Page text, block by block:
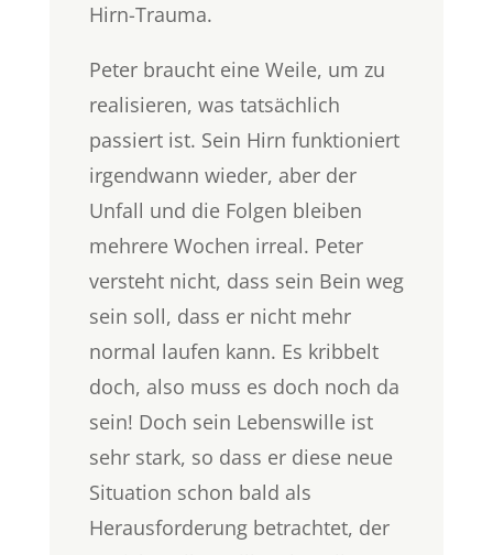
Hirn-Trauma.
Peter braucht eine Weile, um zu
realisieren, was tatsächlich
passiert ist. Sein Hirn funktioniert
irgendwann wieder, aber der
Unfall und die Folgen bleiben
mehrere Wochen irreal. Peter
versteht nicht, dass sein Bein weg
sein soll, dass er nicht mehr
normal laufen kann. Es kribbelt
doch, also muss es doch noch da
sein! Doch sein Lebenswille ist
sehr stark, so dass er diese neue
Situation schon bald als
Herausforderung betrachtet, der